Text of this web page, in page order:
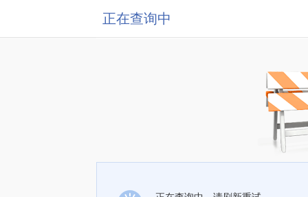
正在查询中